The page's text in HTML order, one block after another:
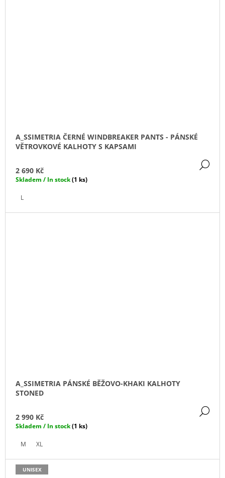
A_SSIMETRIA ČERNÉ WINDBREAKER PANTS - PÁNSKÉ
VĚTROVKOVÉ KALHOTY S KAPSAMI
2 690 Kč
Skladem / In stock(1 ks)
L
A_SSIMETRIA PÁNSKÉ BĚŽOVO-KHAKI KALHOTY
STONED
2 990 Kč
Skladem / In stock(1 ks)
M XL
UNISEX